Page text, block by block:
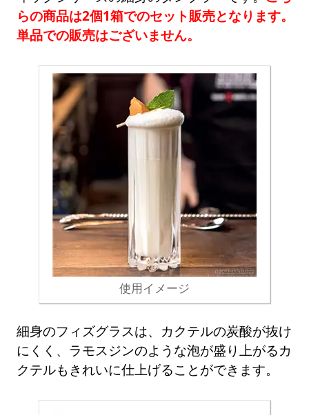
らの商品は2個1箱でのセット販売となります。
単品での販売はございません。
使用イメージ
細身のフィズグラスは、カクテルの炭酸が抜け
にくく、ラモスジンのような泡が盛り上がるカ
クテルもきれいに仕上げることができます。